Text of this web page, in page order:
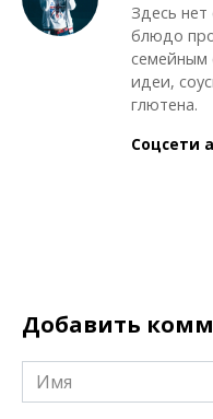
Здесь
блюдо
семейным
идеи,
глютена.
Соцсети
Добавить
Имя
*